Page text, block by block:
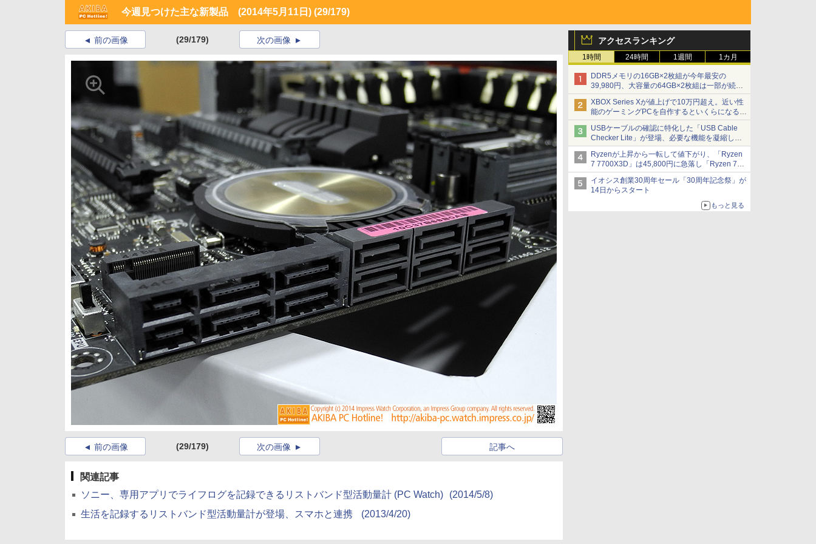
今週見つけた主な新製品 (2014年5月11日) (29/179)
アクセスランキング
1時間 24時間 1週間 1カ月
DDR5メモリの16GB×2枚組が今年最安の
39,980円、大容量の64GB×2枚組は一部が続騰
[8月前半のメモリ価格]
XBOX Series Xが値上げで10万円超え。近い性
能のゲーミングPCを自作するといくらになる？
【石田賀津男の『酒の肴にPCゲーム』】
USBケーブルの確認に特化した「USB Cable
Checker Lite」が登場、必要な機能を凝縮しコ
ンパクトに 7日発売
Ryzenが上昇から一転して値下がり、「Ryzen
7 7700X3D」は45,800円に急落し「Ryzen 7
7800X3D」との価格逆転解消 [8月前半のCPU
価格]
イオシス創業30周年セール「30周年記念祭」が
14日からスタート
もっと見る
前の画像 (29/179) 次の画像
前の画像 (29/179) 記事へ
次の画像
関連記事
ソニー、専用アプリでライフログを記録できるリストバンド型活動量計 (PC Watch)
(2014/5/8)
生活を記録するリストバンド型活動量計が登場、スマホと連携
(2013/4/20)